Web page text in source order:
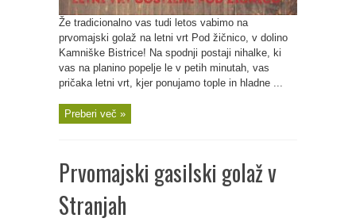
Že tradicionalno vas tudi letos vabimo na
prvomajski golaž na letni vrt Pod žičnico, v dolino
Kamniške Bistrice! Na spodnji postaji nihalke, ki
vas na planino popelje le v petih minutah, vas
pričaka letni vrt, kjer ponujamo tople in hladne ...
Preberi več »
Prvomajski gasilski golaž v
Stranjah